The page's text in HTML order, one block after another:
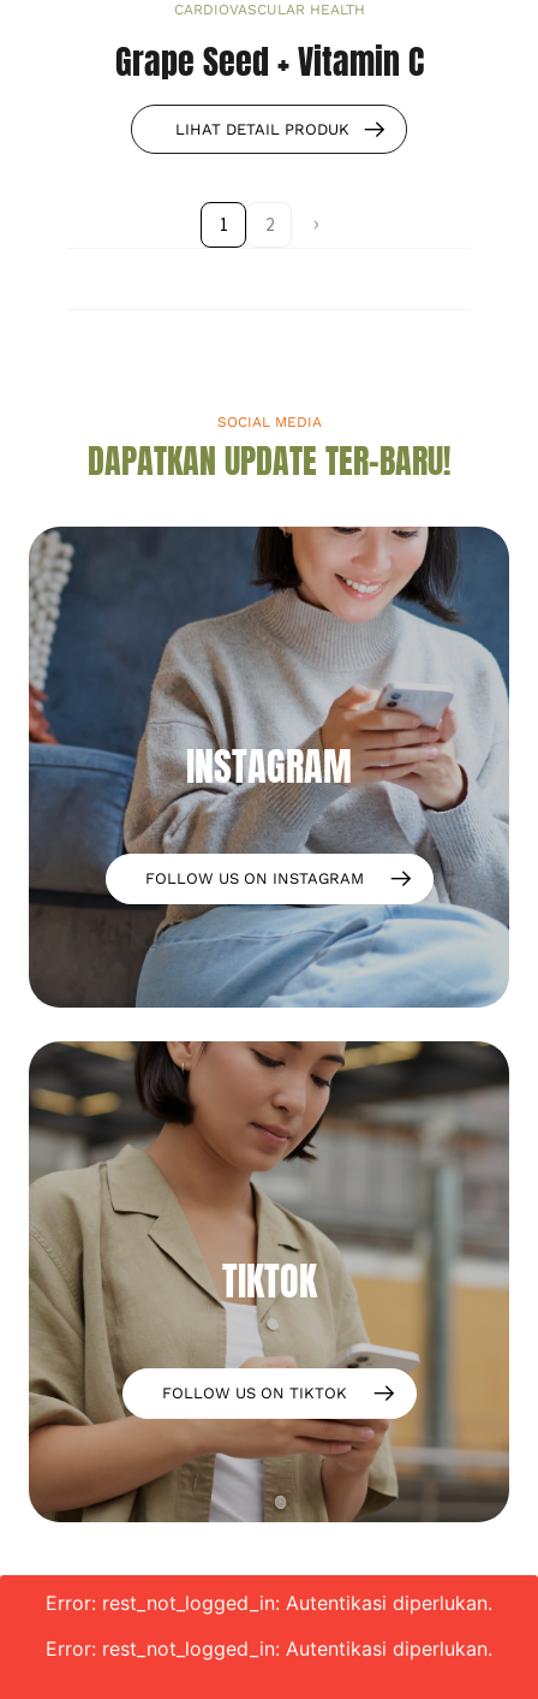
CARDIOVASCULAR HEALTH
Grape Seed + Vitamin C
LIHAT DETAIL PRODUK
1 2
SOCIAL MEDIA
DAPATKAN UPDATE TER-BARU!
INSTAGRAM
FOLLOW US ON INSTAGRAM
TIKTOK
FOLLOW US ON TIKTOK
Error: rest_not_logged_in: Autentikasi diperlukan.
Error: rest_not_logged_in: Autentikasi diperlukan.